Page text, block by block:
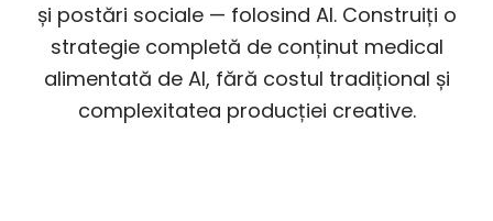
și postări sociale — folosind AI. Construiți o
strategie completă de conținut medical
alimentată de AI, fără costul tradițional și
complexitatea producției creative.